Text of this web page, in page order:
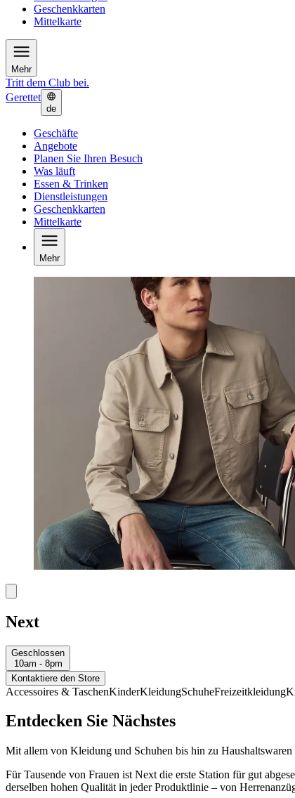
Geschenkkarten
Mittelkarte
Mehr
Tritt dem Club bei.
Gerettet
de
Geschäfte
Angebote
Planen Sie Ihren Besuch
Was läuft
Essen & Trinken
Dienstleistungen
Geschenkkarten
Mittelkarte
Mehr
Next
Geschlossen
10am - 8pm
Kontaktiere den Store
Accessoires & TaschenKinderKleidungSchuheFreizeitkleidung
Entdecken Sie Nächstes
Mit allem von Kleidung und Schuhen bis hin zu
Für Tausende von Frauen ist Next die erste Station für gut
derselben hohen Qualität in jeder Produktlinie – von